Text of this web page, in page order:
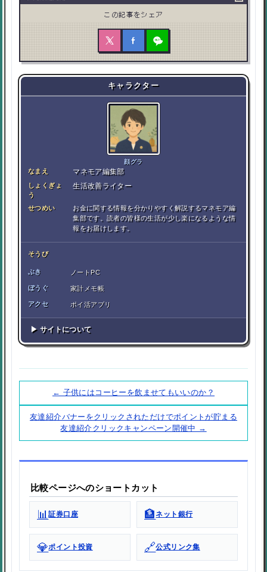
この記事をシェア
キャラクター
顔グラ
なまえ マネモア編集部
しょくぎょ
う
生活改善ライター
せつめい
お金に関する情報を分かりやすく解説するマネモア編
集部です。読者の皆様の生活が少し楽になるような情
報をお届けします。
そうび
ぶき ノートPC
ぼうぐ 家計メモ帳
アクセ ポイ活アプリ
▶ サイトについて
← 子供にはコーヒーを飲ませてもいいのか？
友達紹介バナーをクリックされただけでポイントが貯まる
友達紹介クリックキャンペーン開催中 →
比較ページへのショートカット
📊証券口座 🏦ネット銀行
💎ポイント投資 🔗公式リンク集